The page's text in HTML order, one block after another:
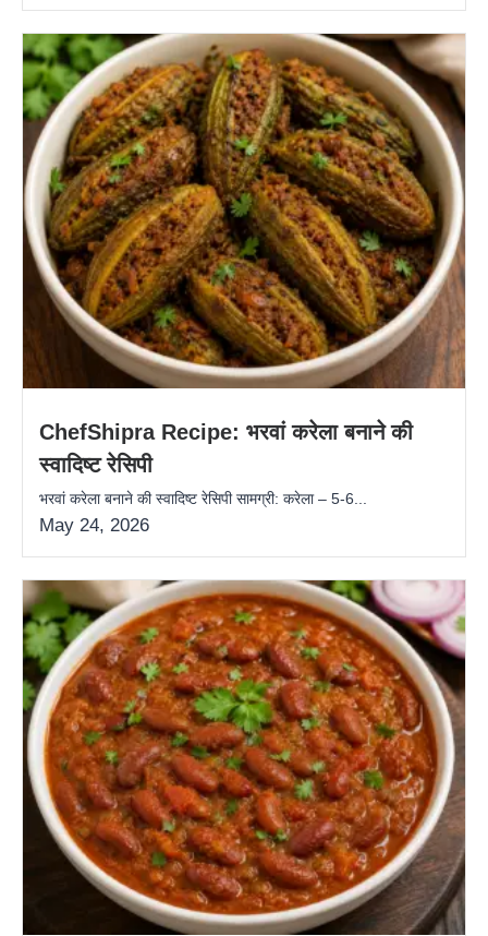
ChefShipra Recipe: भरवां करेला बनाने की
स्वादिष्ट रेसिपी
भरवां करेला बनाने की स्वादिष्ट रेसिपी सामग्री: करेला – 5-6...
May 24, 2026